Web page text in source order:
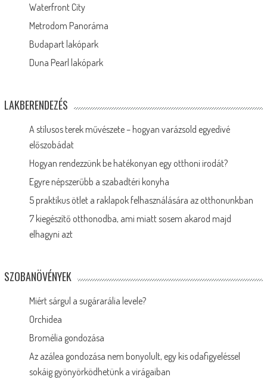
Waterfront City
Metrodom Panoráma
Budapart lakópark
Duna Pearl lakópark
LAKBERENDEZÉS
A stílusos terek művészete – hogyan varázsold egyedivé
előszobádat
Hogyan rendezzünk be hatékonyan egy otthoni irodát?
Egyre népszerűbb a szabadtéri konyha
5 praktikus ötlet a raklapok felhasználására az otthonunkban
7 kiegészítő otthonodba, ami miatt sosem akarod majd
elhagyni azt
SZOBANÖVÉNYEK
Miért sárgul a sugárarália levele?
Orchidea
Bromélia gondozása
Az azálea gondozása nem bonyolult, egy kis odafigyeléssel
sokáig gyönyörködhetünk a virágaiban